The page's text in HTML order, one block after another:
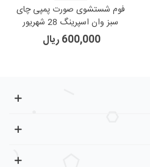
فوم شستشوی صورت پمپی چای
سبز وان اسپرینگ 28 شهریور
600,000 ریال